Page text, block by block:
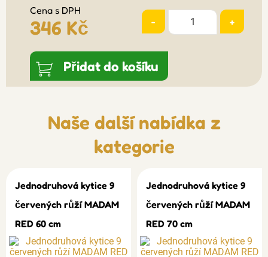
Cena s DPH
346 Kč - +
Přidat do košíku
Naše další nabídka z
kategorie
Jednodruhová kytice 9
červených růží MADAM
RED 60 cm
Jednodruhová kytice 9
červených růží MADAM
RED 70 cm